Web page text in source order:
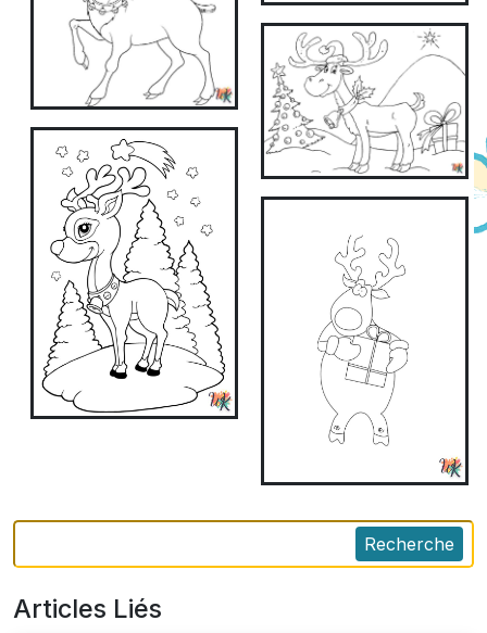
Recherche
Articles Liés